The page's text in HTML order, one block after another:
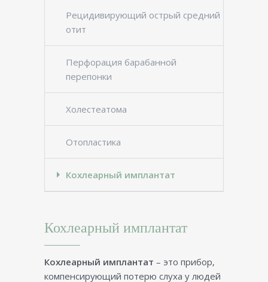
Рецидивирующий острый средний
отит
Перфорация барабанной
перепонки
Холестеатома
Отопластика
Кохлеарный имплантат
Кохлеарный имплантат
Кохлеарный имплантат – это прибор,
компенсирующий потерю слуха у людей